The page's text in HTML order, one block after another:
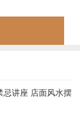
两个相同地支相